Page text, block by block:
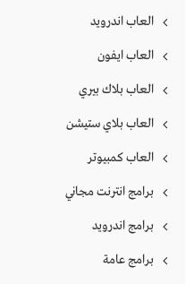
العاب اندرويد
العاب ايفون
العاب بلاك بيري
العاب بلاي ستيشن
العاب كمبيوتر
برامج انترنت مجاني
برامج اندرويد
برامج عامة